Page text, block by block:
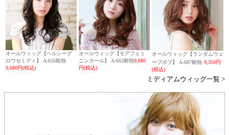
オールウィッグ【ヘルシーグ
ロウセミディ】 A-656耐熱
9,680円(税込)
オールウィッグ【モアフェミ
ニンカール】 A-663耐熱9,680
円(税込)
オールウィッグ【ランダムウェ
ーブボブ】 A-687耐熱 9,350円
(税込)
ミディアムウィッグ一覧 >